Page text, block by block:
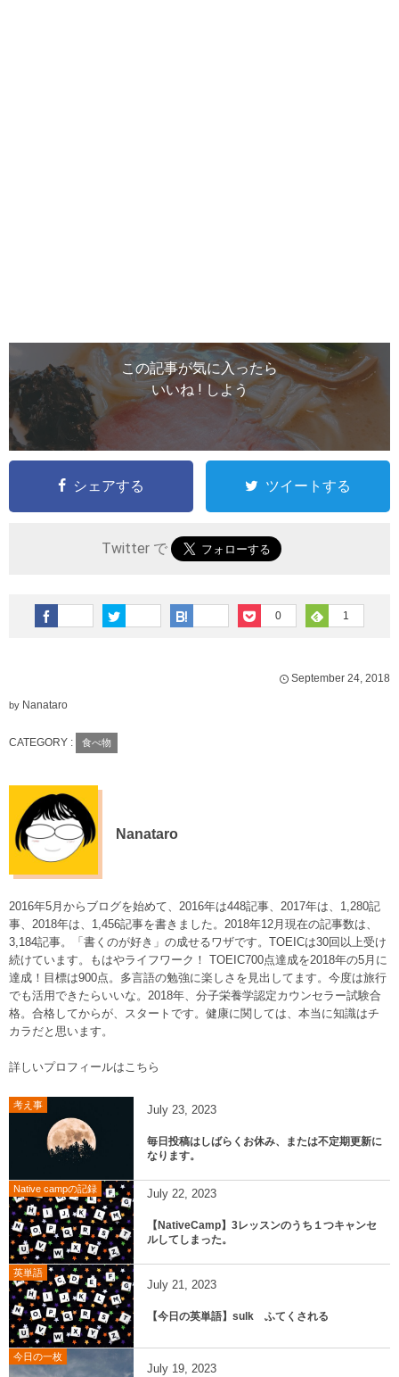
この記事が気に入ったら
いいね ! しよう
シェアする ツイートする
Twitter で
0 1
September 24, 2018
by Nanataro
CATEGORY : 食べ物
Nanataro
2016年5月からブログを始めて、2016年は448記事、2017年は、1,280記
事、2018年は、1,456記事を書きました。2018年12月現在の記事数は、
3,184記事。「書くのが好き」の成せるワザです。TOEICは30回以上受け
続けています。もはやライフワーク！ TOEIC700点達成を2018年の5月に
達成！目標は900点。多言語の勉強に楽しさを見出してます。今度は旅行
でも活用できたらいいな。2018年、分子栄養学認定カウンセラー試験合
格。合格してからが、スタートです。健康に関しては、本当に知識はチ
カラだと思います。
詳しいプロフィールはこちら
考え事 July 23, 2023
毎日投稿はしばらくお休み、または不定期更新に
なります。
Native campの記録 July 22, 2023
【NativeCamp】3レッスンのうち１つキャンセ
ルしてしまった。
英単語
July 21, 2023
【今日の英単語】sulk ふてくされる
今日の一枚
July 19, 2023